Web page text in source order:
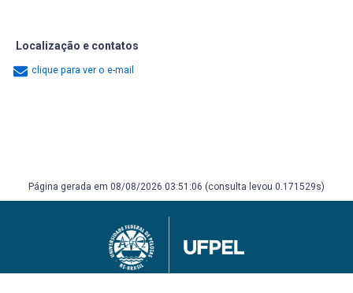
Localização e contatos
clique para ver o e-mail
Página gerada em 08/08/2026 03:51:06 (consulta levou 0.171529s)